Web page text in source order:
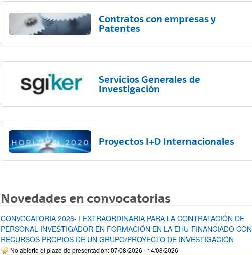
Contratos con empresas y
Patentes
Servicios Generales de
Investigación
Proyectos I+D Internacionales
Novedades en convocatorias
CONVOCATORIA 2026- I EXTRAORDINARIA PARA LA CONTRATACIÓN DE
PERSONAL INVESTIGADOR EN FORMACIÓN EN LA EHU FINANCIADO CON
RECURSOS PROPIOS DE UN GRUPO/PROYECTO DE INVESTIGACIÓN
No abierto el plazo de presentación: 07/08/2026 - 14/08/2026